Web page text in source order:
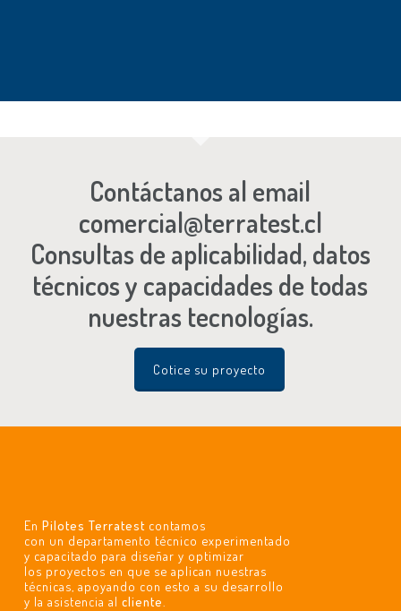
Contáctanos al email
comercial@terratest.cl
Consultas de aplicabilidad, datos
técnicos y capacidades de todas
nuestras tecnologías.
Cotice su proyecto
En Pilotes Terratest contamos
con un departamento técnico experimentado
y capacitado para diseñar y optimizar
los proyectos en que se aplican nuestras
técnicas, apoyando con esto a su desarrollo
y la asistencia al cliente